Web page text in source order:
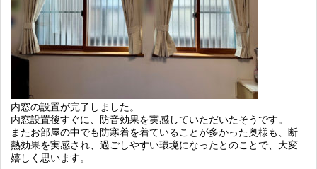
内窓の設置が完了しました。
内窓設置後すぐに、防音効果を実感していただいたそうです。
またお部屋の中でも防寒着を着ていることが多かった奥様も、断
熱効果を実感され、過ごしやすい環境になったとのことで、大変
嬉しく思います。